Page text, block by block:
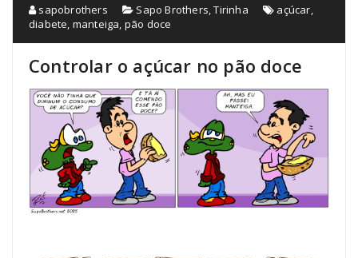
sapobrothers Sapo Brothers,Tirinha açúcar,
diabete, manteiga, pão doce
Controlar o açúcar no pão doce